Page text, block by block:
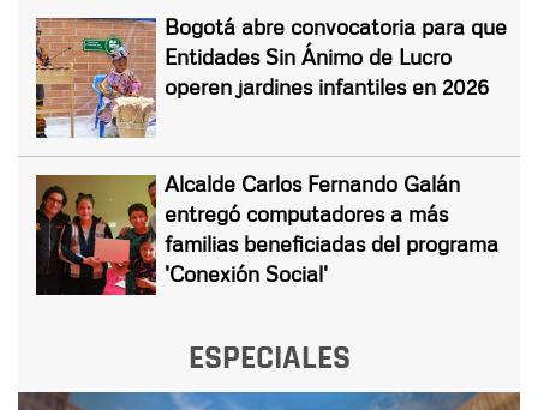
Bogotá abre convocatoria para que
Entidades Sin Ánimo de Lucro
operen jardines infantiles en 2026
Alcalde Carlos Fernando Galán
entregó computadores a más
familias beneficiadas del programa
'Conexión Social'
ESPECIALES